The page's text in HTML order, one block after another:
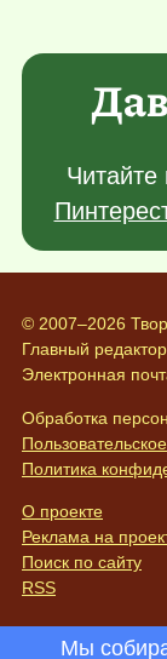
Читайте
© 2007–2026
Главный
Электронная
Обработка
Политика
О проекте
Реклама на
Поиск по сайту
RSS
Мы